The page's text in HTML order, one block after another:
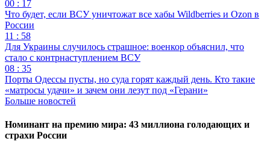
00 : 17
Что будет, если ВСУ уничтожат все хабы Wildberries и Ozon в
России
11 : 58
Для Украины случилось страшное: военкор объяснил, что
стало с контрнаступлением ВСУ
08 : 35
Порты Одессы пусты, но суда горят каждый день. Кто такие
«матросы удачи» и зачем они лезут под «Герани»
Больше новостей
Номинант на премию мира: 43 миллиона голодающих и
страхи России